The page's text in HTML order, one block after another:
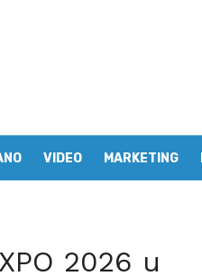
VIDEO MARKETING
2026 u